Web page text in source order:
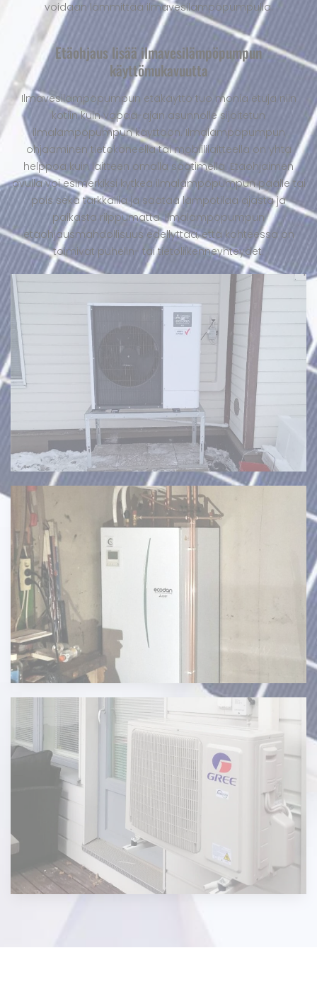
voidaan lämmittää ilmavesilämpöpumpulla.
Etäohjaus lisää ilmavesilämpöpumpun
käyttömukavuutta
Ilmavesilämpöpumpun etäkäyttö tuo monia etuja niin
kotiin kuin vapaa-ajan asunnolle sijoitetun
ilmalämpöpumpun käyttöön. Ilmalämpöpumpun
ohjaaminen tietokoneella tai mobiililaitteella on yhtä
helppoa kuin laitteen omalla säätimellä. Etäohjaimen
avulla voi esimerkiksi kytkeä ilmalämpöpumpun päälle tai
pois sekä tarkkailla ja säätää lämpötilaa ajasta ja
paikasta riippumatta. Ilmalämpöpumpun
etäohjausmahdollisuus edellyttää, että kohteessa on
toimivat puhelin- tai tietoliikenneyhteydet.